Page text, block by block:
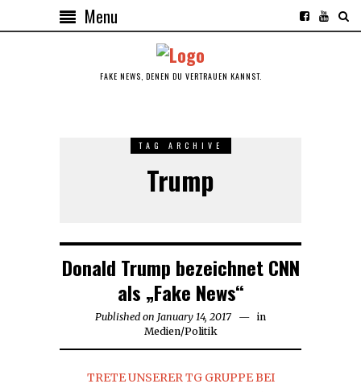
Menu
FAKE NEWS, DENEN DU VERTRAUEN KANNST.
TAG ARCHIVE
Trump
Donald Trump bezeichnet CNN
als „Fake News“
Published on January 14, 2017 January
in
Medien/Politik
TRETE UNSERER TG GRUPPE BEI